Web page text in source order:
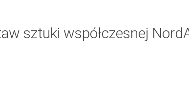
sztuki współczesnej